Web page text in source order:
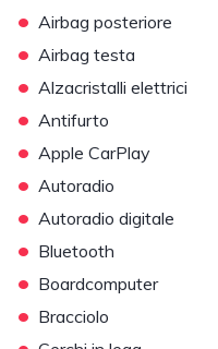
• Airbag posteriore
• Airbag testa
• Alzacristalli elettrici
• Antifurto
• Apple CarPlay
• Autoradio
• Autoradio digitale
• Bluetooth
• Boardcomputer
• Bracciolo